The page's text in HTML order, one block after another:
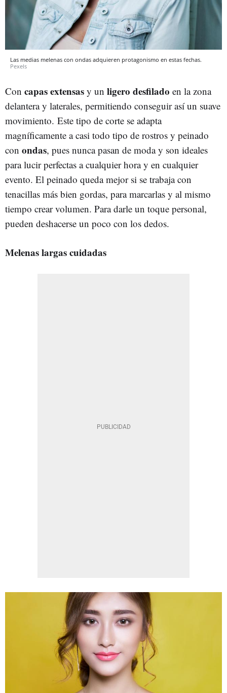
Las medias melenas con ondas adquieren protagonismo en estas fechas.
Pexels
Con capas extensas y un ligero desfilado en la zona
delantera y laterales, permitiendo conseguir así un suave
movimiento. Este tipo de corte se adapta
magníficamente a casi todo tipo de rostros y peinado
con ondas, pues nunca pasan de moda y son ideales
para lucir perfectas a cualquier hora y en cualquier
evento. El peinado queda mejor si se trabaja con
tenacillas más bien gordas, para marcarlas y al mismo
tiempo crear volumen. Para darle un toque personal,
pueden deshacerse un poco con los dedos.
Melenas largas cuidadas